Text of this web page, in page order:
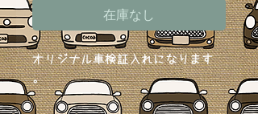
在庫なし
オリジナル車検証入れになります
。